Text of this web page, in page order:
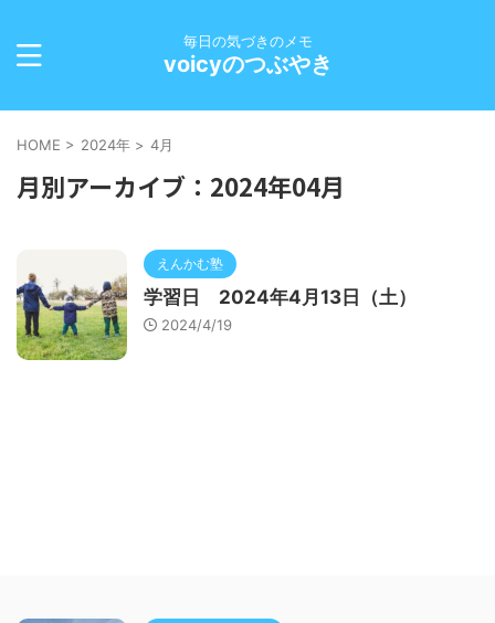
毎日の気づきのメモ
voicyのつぶやき
HOME > 2024年 > 4月
月別アーカイブ：2024年04月
えんかむ塾
学習日 2024年4月13日（土）
2024/4/19